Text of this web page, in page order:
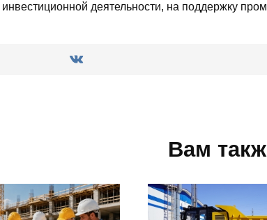
инвестиционной деятельности, на поддержку
Вам